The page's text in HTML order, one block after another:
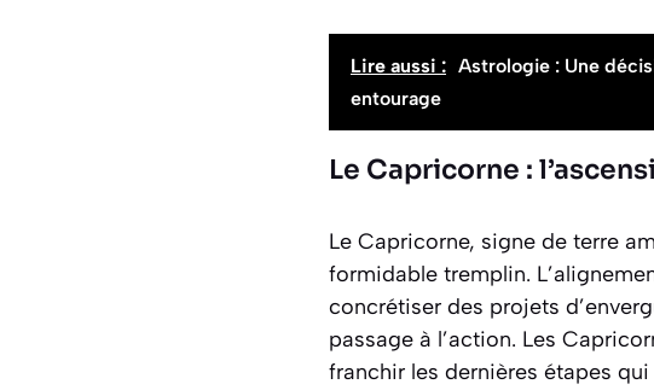
Lire aussi : Astrologie : Une
entourage
Le Capricorne :
Le Capricorne, signe de terre
formidable tremplin.
concrétiser des projets
passage à l’action. Les
franchir les dernières étapes